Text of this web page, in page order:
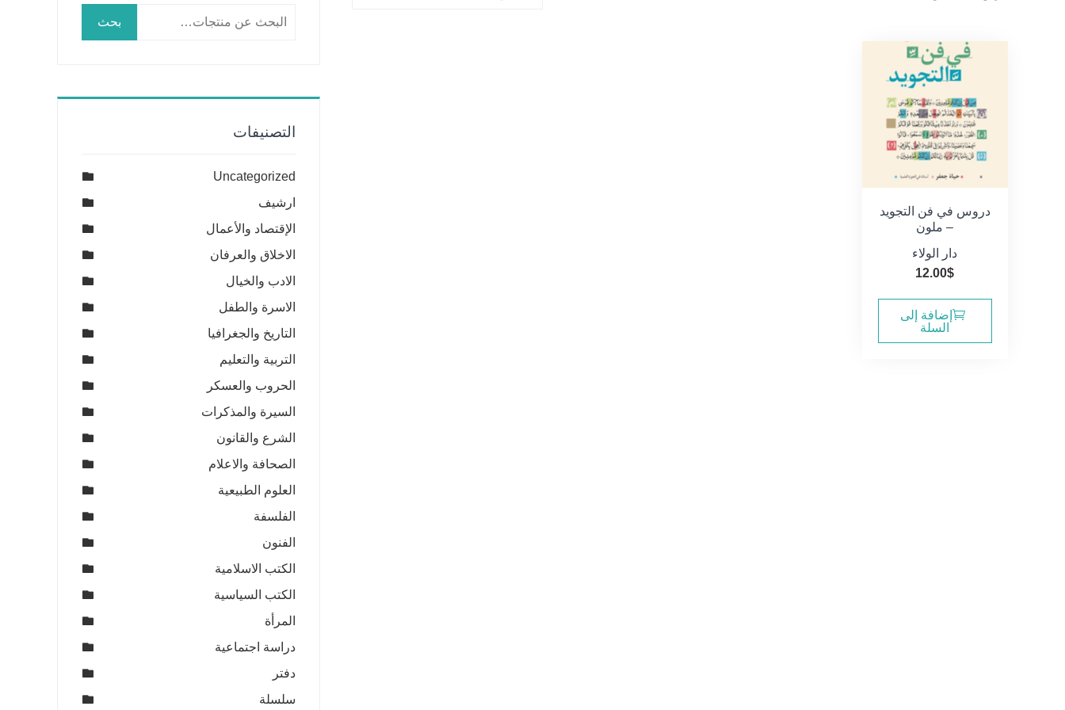
دروس في فن التجويد
– ملون
دار الولاء
12.00$
إضافة إلى
السلة
بحث
التصنيفات
Uncategorized
ارشيف
الإقتصاد والأعمال
الاخلاق والعرفان
الادب والخيال
الاسرة والطفل
التاريخ والجغرافيا
التربية والتعليم
الحروب والعسكر
السيرة والمذكرات
الشرع والقانون
الصحافة والاعلام
العلوم الطبيعية
الفلسفة
الفنون
الكتب الاسلامية
الكتب السياسية
المرأة
دراسة اجتماعية
دفتر
سلسلة